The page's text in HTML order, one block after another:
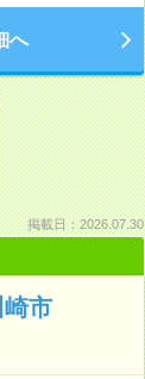
へ
掲載日：2026.07.30
市